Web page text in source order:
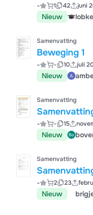
- 1 42 juni
Nieuw
Samenvatting
Beweging 1
- - 10 juli
Nieuw
Samenvatting
- - 15
Nieuw
Samenvatting
- 2 23
Nieuw